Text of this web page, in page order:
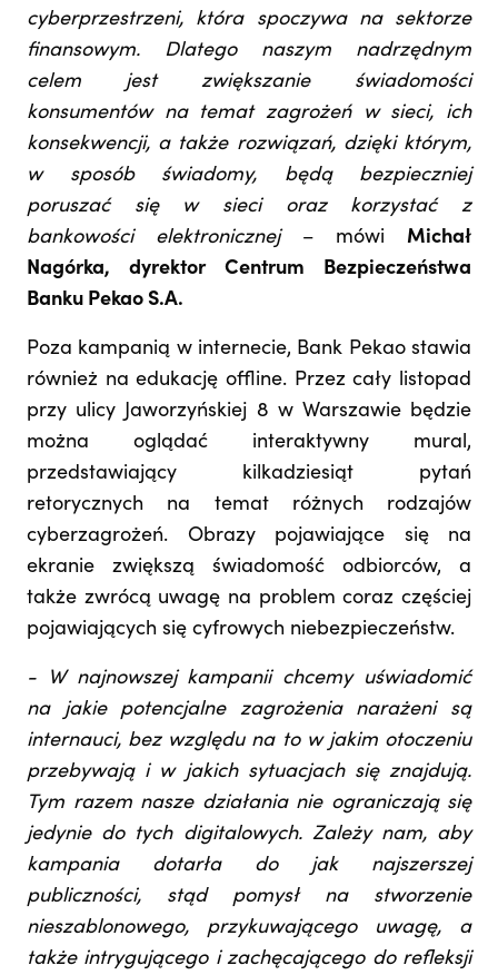
cyberprzestrzeni, która spoczywa na sektorze
finansowym. Dlatego naszym nadrzędnym
celem jest zwiększanie świadomości
konsumentów na temat zagrożeń w sieci, ich
konsekwencji, a także rozwiązań, dzięki którym,
w sposób świadomy, będą bezpieczniej
poruszać się w sieci oraz korzystać z
bankowości elektronicznej– mówi Michał
Nagórka, dyrektor Centrum Bezpieczeństwa
Banku Pekao S.A.
Poza kampanią w internecie, Bank Pekao stawia
również na edukację offline. Przez cały listopad
przy ulicy Jaworzyńskiej 8 w Warszawie będzie
można oglądać interaktywny mural,
przedstawiający kilkadziesiąt pytań
retorycznych na temat różnych rodzajów
cyberzagrożeń. Obrazy pojawiające się na
ekranie zwiększą świadomość odbiorców, a
także zwrócą uwagę na problem coraz częściej
pojawiających się cyfrowych niebezpieczeństw.
- W najnowszej kampanii chcemy uświadomić
na jakie potencjalne zagrożenia narażeni są
internauci, bez względu na to w jakim otoczeniu
przebywają i w jakich sytuacjach się znajdują.
Tym razem nasze działania nie ograniczają się
jedynie do tych digitalowych. Zależy nam, aby
kampania dotarła do jak najszerszej
publiczności, stąd pomysł na stworzenie
nieszablonowego, przykuwającego uwagę, a
także intrygującego i zachęcającego do refleksji